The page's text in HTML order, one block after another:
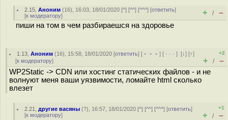
2.15 ,Аноним (16), 16:03, 18/01/2020 [^] [^^] [^^^] [ответить]
[к модератору] + / –
пиши на том в чем разбираешся на здоровье
1.13 ,Аноним (16), 15:58, 18/01/2020 [ответить] [ ﹢﹢﹢] [ · · ·][↓] [↑]
[к модератору]
+2
+ / –
WP2Static -> CDN или хостинг статических файлов - и не
волнуют меня ваши уязвимости, ломайте html сколько
влезет
2.21 другие васяны (?), 16:57, 18/01/2020 [^] [^^] [^^^] [ответить]
[к модератору]
+1
+ / –